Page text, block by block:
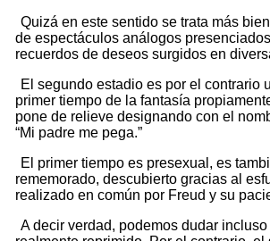
Quizá en este sentido se trata más
de espectáculos análogos
recuerdos de deseos surgidos en
El segundo estadio es por el contrario
primer tiempo de la fantasía
pone de relieve designando con el
“Mi padre me pega.”
El primer tiempo es presexual, es
rememorado, descubierto gracias al
realizado en común por Freud y su
A decir verdad, podemos dudar